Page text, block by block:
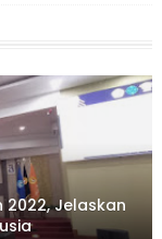
2022, Jelaskan